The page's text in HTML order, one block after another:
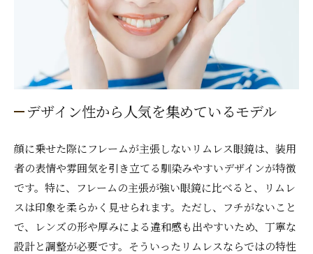
デザイン性から人気を集めているモデル
顔に乗せた際にフレームが主張しないリムレス眼鏡は、装用
者の表情や雰囲気を引き立てる馴染みやすいデザインが特徴
です。特に、フレームの主張が強い眼鏡に比べると、リムレ
スは印象を柔らかく見せられます。ただし、フチがないこと
で、レンズの形や厚みによる違和感も出やすいため、丁寧な
設計と調整が必要です。そういったリムレスならではの特性